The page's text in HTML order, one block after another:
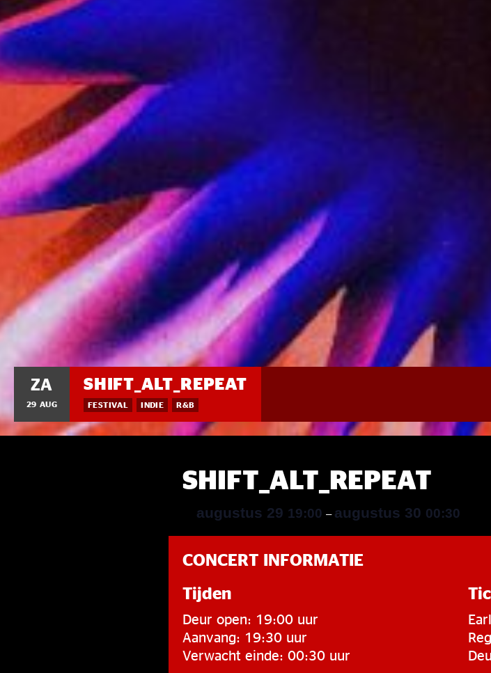
ZA
29 AUG
SHIFT_ALT_REPEAT
FESTIVAL INDIE R&B
SHIFT_ALT_REPEAT
augustus 29 19:00 – augustus 30 00:30
CONCERT INFORMATIE
Tijden
Deur open: 19:00 uur
Aanvang: 19:30 uur
Verwacht einde: 00:30 uur